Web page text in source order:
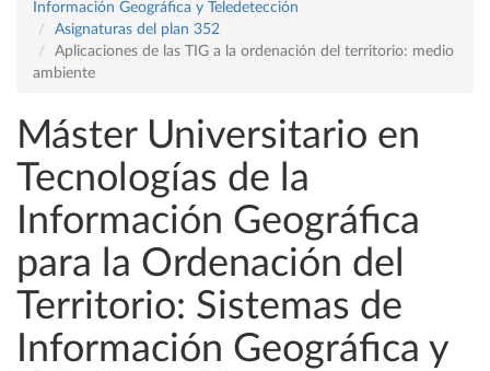
Información Geográfica y Teledetección
Asignaturas del plan 352
Aplicaciones de las TIG a la ordenación del territorio: medio
ambiente
Máster Universitario en
Tecnologías de la
Información Geográfica
para la Ordenación del
Territorio: Sistemas de
Información Geográfica y